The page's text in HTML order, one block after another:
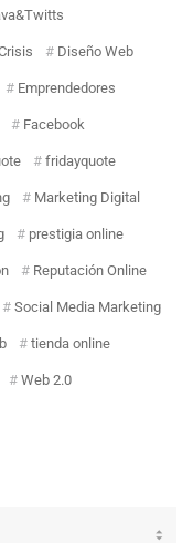
Diseño Web
Emprendedores
Facebook
fridayquote
Marketing Digital
prestigia online
Reputación Online
Social Media Marketing
tienda online
Web 2.0